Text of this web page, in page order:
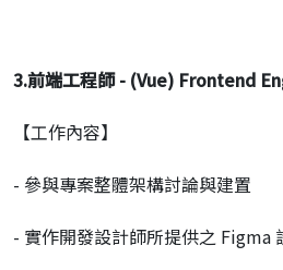
3.前端工程師- (Vue) Frontend
【工作內容】
- 參與專案整體架構討論與建置
- 實作開發設計師所提供之 Figma